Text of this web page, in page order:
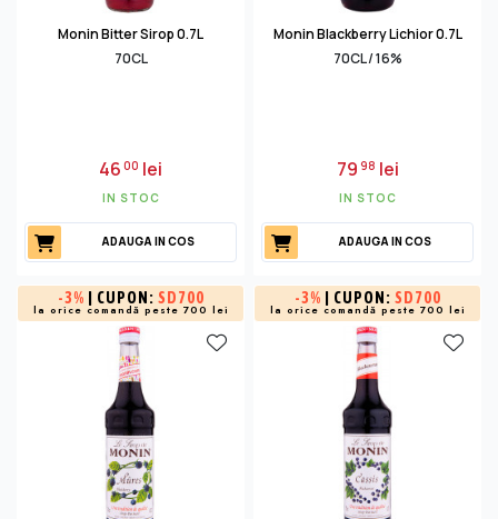
Monin Bitter Sirop 0.7L
70CL
4600 lei
IN STOC
ADAUGA IN COS
Monin Blackberry Lichior 0.7L
70CL / 16%
7998 lei
IN STOC
ADAUGA IN COS
-3% | CUPON: SD700
la orice comandă peste 700 lei
-3% | CUPON: SD700
la orice comandă peste 700 lei